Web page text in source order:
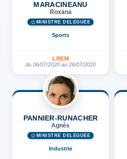
MARACINEANU
Roxana
MINISTRE DÉLÉGUÉE
Sports
LREM
du 06/07/2020 au 26/07/2020
PANNIER-RUNACHER
Agnès
MINISTRE DÉLÉGUÉE
Industrie